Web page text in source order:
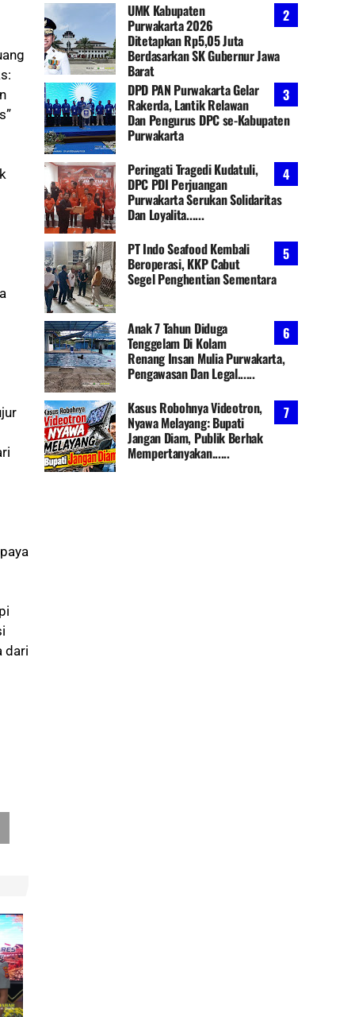
dari
UMK Kabupaten
Purwakarta 2026
Ditetapkan Rp5,05 Juta
Berdasarkan SK Gubernur Jawa
Barat
DPD PAN Purwakarta Gelar
Rakerda, Lantik Relawan
Dan Pengurus DPC se-Kabupaten
Purwakarta
Peringati Tragedi Kudatuli,
DPC PDI Perjuangan
Purwakarta Serukan Solidaritas
Dan Loyalita......
PT Indo Seafood Kembali
Beroperasi, KKP Cabut
Segel Penghentian Sementara
Anak 7 Tahun Diduga
Tenggelam Di Kolam
Renang Insan Mulia Purwakarta,
Pengawasan Dan Legal......
Kasus Robohnya Videotron,
Nyawa Melayang: Bupati
Jangan Diam, Publik Berhak
Mempertanyakan......